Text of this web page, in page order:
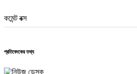
কমেন্ট বক্স
প্রতিবেদকের তথ্য